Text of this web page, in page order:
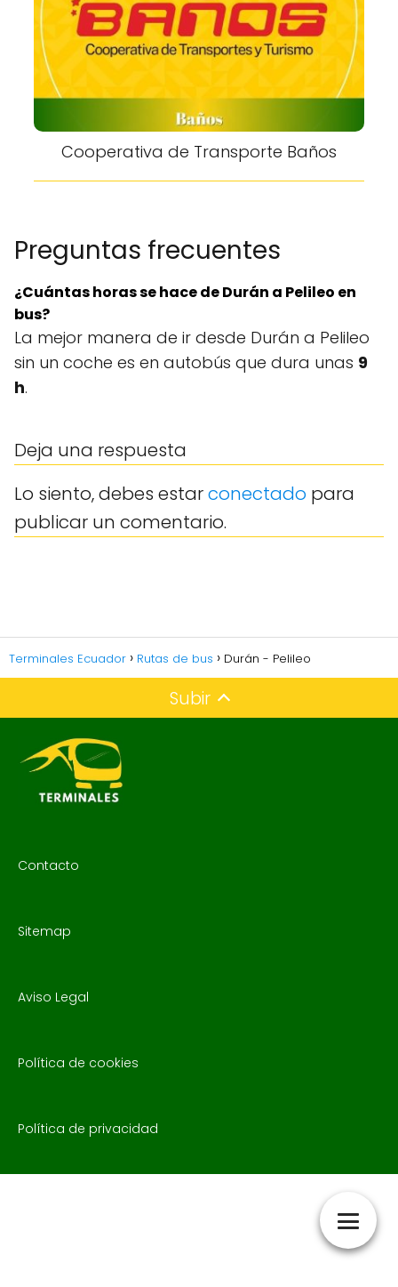
Cooperativa de Transporte Baños
Preguntas frecuentes
¿Cuántas horas se hace de Durán a Pelileo en
bus?
La mejor manera de ir desde Durán a Pelileo
sin un coche es en autobús que dura unas 9
h.
Deja una respuesta
Lo siento, debes estarconectado para
publicar un comentario.
Terminales Ecuador Rutas de bus Durán - Pelileo
Subir
Contacto
Sitemap
Aviso Legal
Política de cookies
Política de privacidad